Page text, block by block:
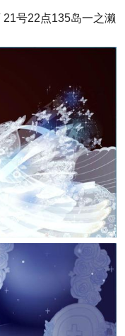
号22点135岛一之濑